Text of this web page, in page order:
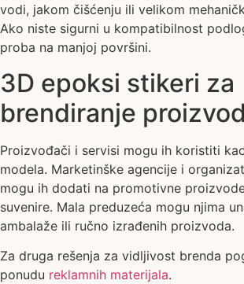
vodi, jakom čišćenju ili velikom
Ako niste sigurni u kompatibilnost
proba na manjoj površini.
3D epoksi stikeri za
brendiranje
Proizvođači i servisi mogu ih koristiti
modela. Marketinške agencije i
mogu ih dodati na promotivne
suvenire. Mala preduzeća mogu njima
ambalaže ili ručno izrađenih proizvoda.
Za druga rešenja za vidljivost brenda
ponudu reklamnih materijala.